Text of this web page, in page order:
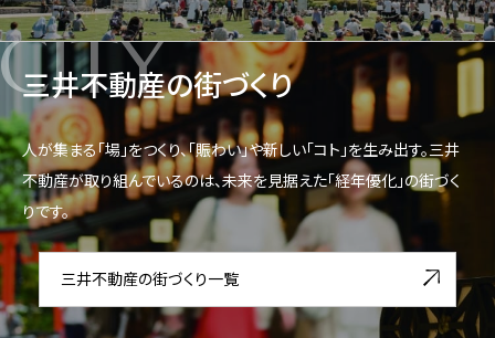
三井不動産の街づくり
人が集まる「場」をつくり、「賑わい」や新しい「コト」を生み出す。三井
不動産が取り組んでいるのは、未来を見据えた「経年優化」の街づく
りです。
三井不動産の街づくり一覧